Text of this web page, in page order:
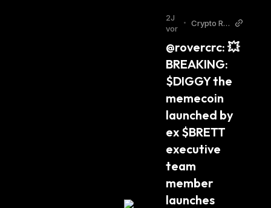
I
S
H
2J
vor
•
Crypto Ro
r
@rovercrc: 💥
BREAKING:
$DIGGY the
memecoin
launched by
ex $BRETT
executive
team
member
launches